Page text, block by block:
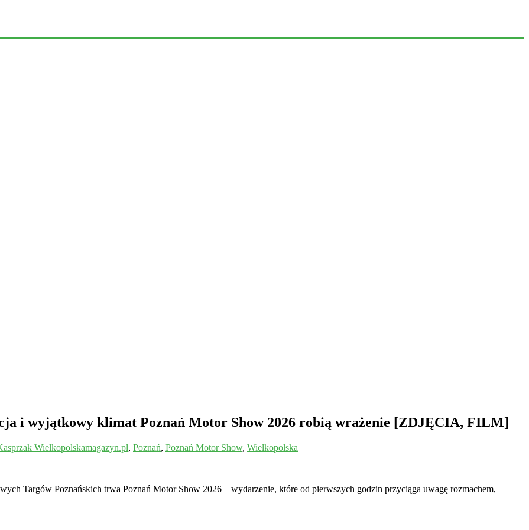
i wyjątkowy klimat Poznań Motor Show 2026 robią wrażenie [ZDJĘCIA, FILM]
Wielkopolskamagazyn.pl, Poznań, Poznań Motor Show, Wielkopolska
Targów Poznańskich trwa Poznań Motor Show 2026 – wydarzenie, które od pierwszych godzin przyciąga uwagę rozmachem,